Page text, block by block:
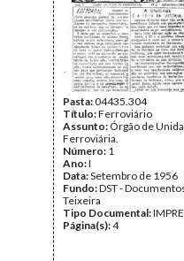
Pasta:04435.304
Título:Ferroviário
Assunto: Órgão de
Ferroviária.
Número: 1
Ano:I
Data:Setembro de 1956
Fundo:DST -
Teixeira
Tipo Documental:
Página(s):4